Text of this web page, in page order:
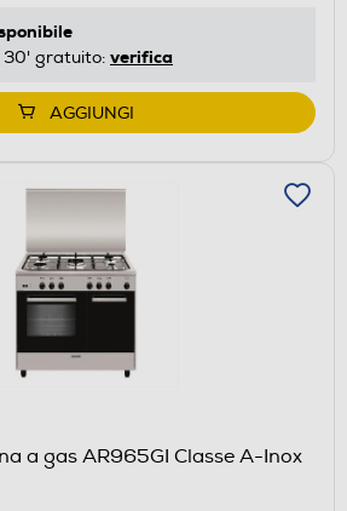
30' gratuito: verifica
AGGIUNGI
a gas AR965GI Classe A-Inox